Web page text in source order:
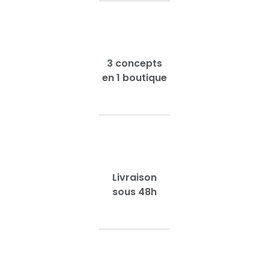
3 concepts
en 1 boutique
Livraison
sous 48h